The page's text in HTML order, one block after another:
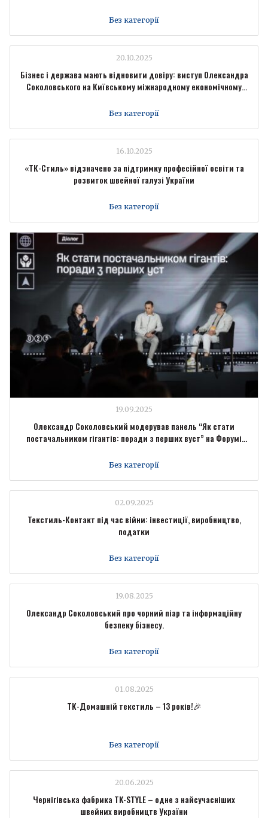
Без категорії
20.10.2025
Бізнес і держава мають відновити довіру: виступ Олександра
Соколовського на Київському міжнародному економічному
Без категорії
16.10.2025
«ТК-Стиль» відзначено за підтримку професійної освіти та
розвиток швейної галузі України
Без категорії
19.09.2025
Олександр Соколовський модерував панель “Як стати
постачальником гігантів: поради з перших вуст” на Форумі
Без категорії
02.09.2025
Текстиль-Контакт під час війни: інвестиції, виробництво,
податки
Без категорії
19.08.2025
Олександр Соколовський про чорний піар та інформаційну
безпеку бізнесу.
Без категорії
01.08.2025
ТК-Домашній текстиль – 13 років!🎉
Без категорії
20.06.2025
Чернігівська фабрика TK-STYLE – одне з найсучасніших
швейних виробництв України